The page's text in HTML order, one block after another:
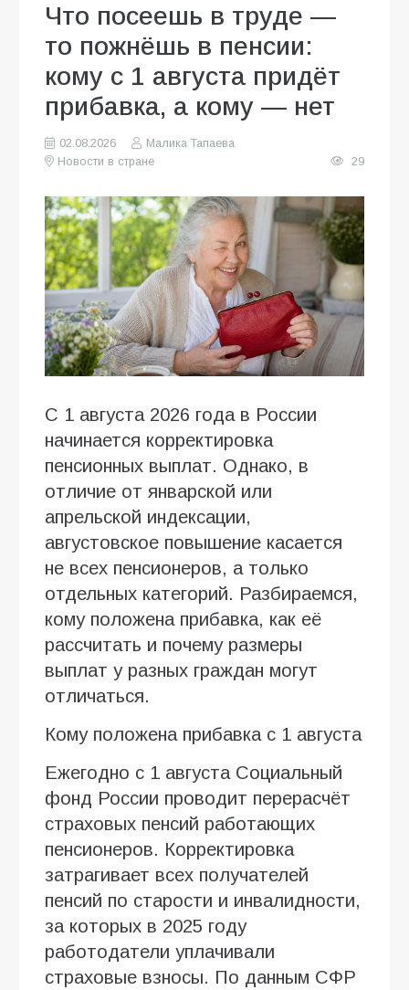
Что посеешь в труде —
то пожнёшь в пенсии:
кому с 1 августа придёт
прибавка, а кому — нет
02.08.2026
Малика Тапаева
Новости в стране
29
С 1 августа 2026 года в России
начинается корректировка
пенсионных выплат. Однако, в
отличие от январской или
апрельской индексации,
августовское повышение касается
не всех пенсионеров, а только
отдельных категорий. Разбираемся,
кому положена прибавка, как её
рассчитать и почему размеры
выплат у разных граждан могут
отличаться.
Кому положена прибавка с 1 августа
Ежегодно с 1 августа Социальный
фонд России проводит перерасчёт
страховых пенсий работающих
пенсионеров. Корректировка
затрагивает всех получателей
пенсий по старости и инвалидности,
за которых в 2025 году
работодатели уплачивали
страховые взносы. По данным СФР